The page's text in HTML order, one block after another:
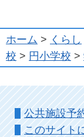
ホーム > くらし
校 > 円小学校 >
公共施設予
このサイト